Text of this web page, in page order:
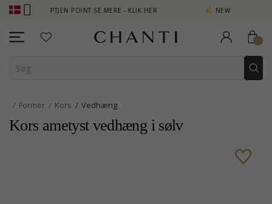
OPTJEN POINT SE MERE - KLIK HER NEW COLLECTION | AURA
Former Kors Vedhæng
Kors ametyst vedhæng i sølv